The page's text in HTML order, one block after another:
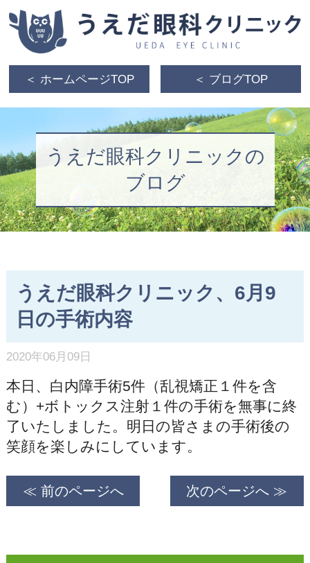
＜ ホームページTOP ＜ ブログTOP
うえだ眼科クリニックの
ブログ
うえだ眼科クリニック、6月9
日の手術内容
2020年06月09日
本日、白内障手術5件（乱視矯正１件を含
む）+ボトックス注射１件の手術を無事に終
了いたしました。明日の皆さまの手術後の
笑顔を楽しみにしています。
≪ 前のページへ 次のページへ ≫